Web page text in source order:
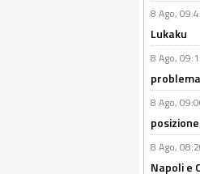
8 Ago,
Lukaku
8 Ago,
8 Ago,
8 Ago,
Napoli e